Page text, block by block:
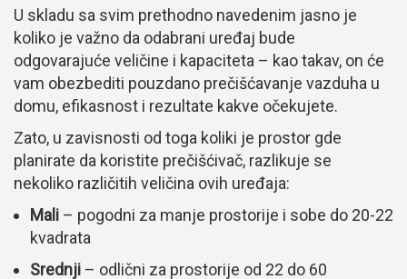
U skladu sa svim prethodno navedenim jasno je
koliko je važno da odabrani uređaj bude
odgovarajuće veličine i kapaciteta – kao takav, on će
vam obezbediti pouzdano prečišćavanje vazduha u
domu, efikasnost i rezultate kakve očekujete.
Zato, u zavisnosti od toga koliki je prostor gde
planirate da koristite prečišćivač, razlikuje se
nekoliko različitih veličina ovih uređaja:
Mali – pogodni za manje prostorije i sobe do 20-22
kvadrata
Srednji – odlični za prostorije od 22 do 60